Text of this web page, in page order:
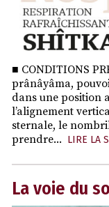
■ CONDITIONS
prânâyâma,
dans une position
l’alignement
sternale, le
prendre... LIRE LA
La voie du